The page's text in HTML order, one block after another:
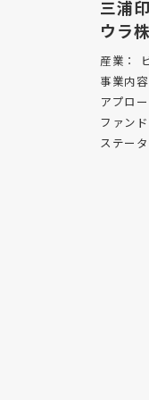
三浦
ウラ
産業：
事業内容
アプロー
ファンド
ステータ